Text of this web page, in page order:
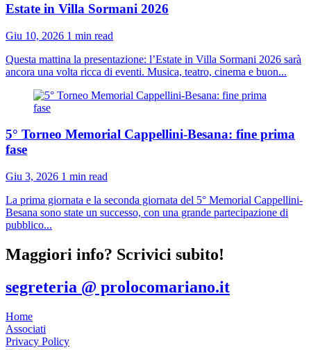
Estate in Villa Sormani 2026
Giu 10, 2026 1 min read
Questa mattina la presentazione: l’Estate in Villa Sormani 2026 sarà
ancora una volta ricca di eventi. Musica, teatro, cinema e buon...
5° Torneo Memorial Cappellini-Besana: fine prima
fase
Giu 3, 2026 1 min read
La prima giornata e la seconda giornata del 5° Memorial Cappellini-
Besana sono state un successo, con una grande partecipazione di
pubblico...
Maggiori info? Scrivici subito!
segreteria @ prolocomariano.it
Home
Associati
Privacy Policy